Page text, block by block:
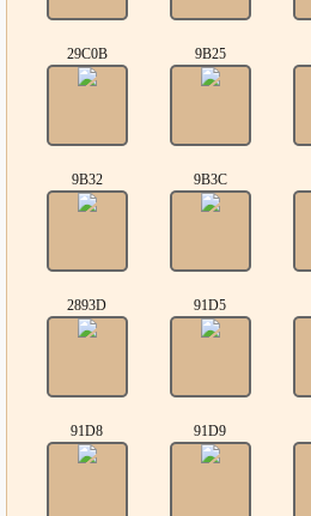
29C0B 9B25
9B32 9B3C
2893D 91D5
91D8 91D9